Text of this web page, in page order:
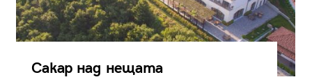
Сакар над нещата